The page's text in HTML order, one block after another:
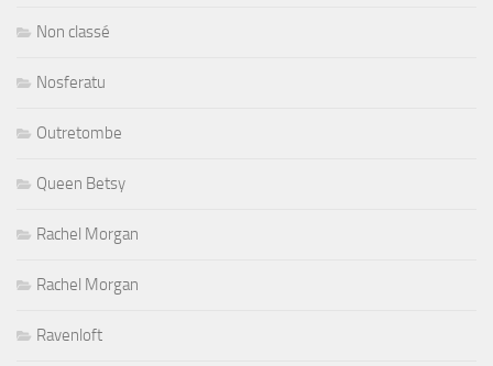
Non classé
Nosferatu
Outretombe
Queen Betsy
Rachel Morgan
Rachel Morgan
Ravenloft